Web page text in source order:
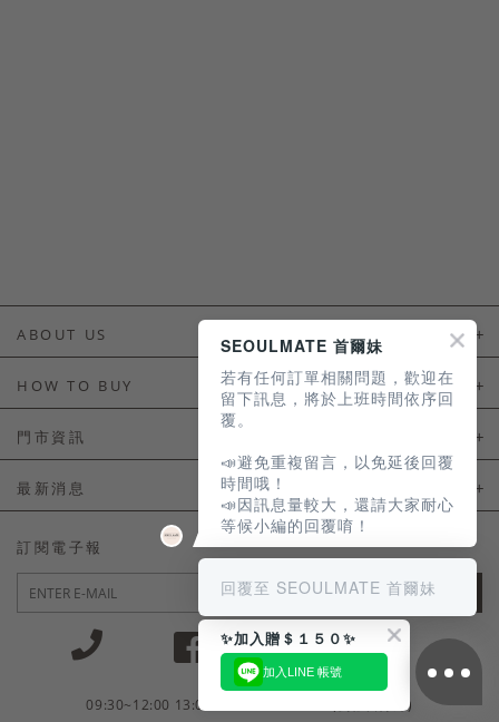
ABOUT US
HOW TO BUY
如何購買
會員常見問題
訂單常見問題
商品售後服務
電子發票
門市資訊
門市資訊
最新消息
LINE官方會員活動
訂閱電子報
JOIN
09:30~12:00 13:00~18:30 / Mon - Fri(例假日除外)
✨加入贈＄１５０✨
加入LINE 帳號
SEOULMATE 首爾妹
若有任何訂單相關問題，歡迎在
留下訊息，將於上班時間依序回
覆。
📣避免重複留言，以免延後回覆
時間哦！
📣因訊息量較大，還請大家耐心
等候小編的回覆唷！
回覆至 SEOULMATE 首爾妹